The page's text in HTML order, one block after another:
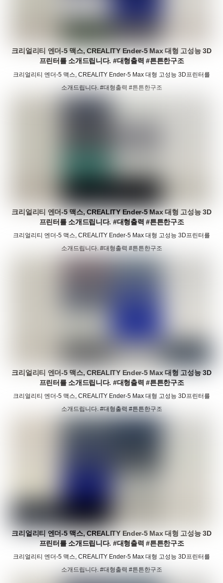
크리얼리티 엔더-5 맥스, CREALITY Ender-5 Max 대형 고성능 3D
프린터를 소개드립니다. #대형출력 #튼튼한구조
크리얼리티 엔더-5 맥스, CREALITY Ender-5 Max 대형 고성능 3D프린터를
소개드립니다. #대형출력 #튼튼한구조
크리얼리티 엔더-5 맥스, CREALITY Ender-5 Max 대형 고성능 3D
프린터를 소개드립니다. #대형출력 #튼튼한구조
크리얼리티 엔더-5 맥스, CREALITY Ender-5 Max 대형 고성능 3D프린터를
소개드립니다. #대형출력 #튼튼한구조
크리얼리티 엔더-5 맥스, CREALITY Ender-5 Max 대형 고성능 3D
프린터를 소개드립니다. #대형출력 #튼튼한구조
크리얼리티 엔더-5 맥스, CREALITY Ender-5 Max 대형 고성능 3D프린터를
소개드립니다. #대형출력 #튼튼한구조
크리얼리티 엔더-5 맥스, CREALITY Ender-5 Max 대형 고성능 3D
프린터를 소개드립니다. #대형출력 #튼튼한구조
크리얼리티 엔더-5 맥스, CREALITY Ender-5 Max 대형 고성능 3D프린터를
소개드립니다. #대형출력 #튼튼한구조